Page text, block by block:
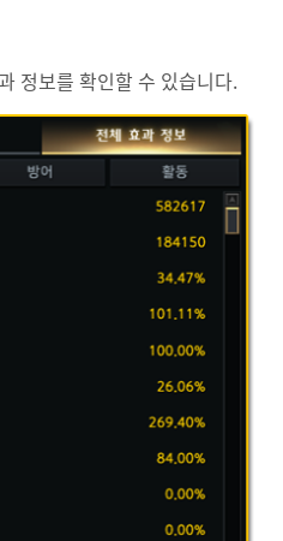
정보를 확인할 수 있습니다.